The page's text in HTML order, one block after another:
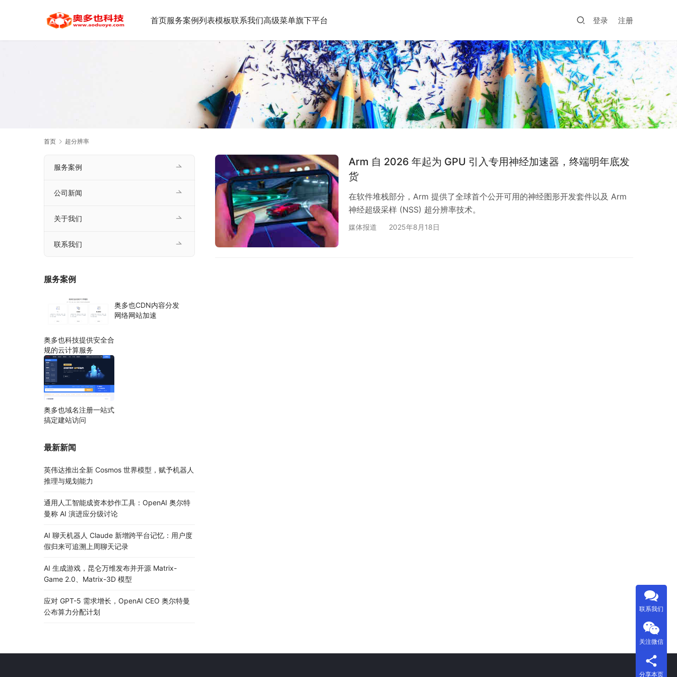
首页服务案例列表模板联系我们高级菜单旗下平台 登录 注册
首页 超分辨率
Arm 自 2026 年起为 GPU 引入专用神经加速器，终端明年底发
货
在软件堆栈部分，Arm 提供了全球首个公开可用的神经图形开发套件以及 Arm
神经超级采样 (NSS) 超分辨率技术。
媒体报道 2025年8月18日
服务案例
公司新闻
关于我们
联系我们
服务案例
奥多也科技提供安全合
规的云计算服务
奥多也CDN内容分发
网络网站加速
奥多也域名注册一站式
搞定建站访问
最新新闻
英伟达推出全新 Cosmos 世界模型，赋予机器人
推理与规划能力
通用人工智能成资本炒作工具：OpenAI 奥尔特
曼称 AI 演进应分级讨论
AI 聊天机器人 Claude 新增跨平台记忆：用户度
假归来可追溯上周聊天记录
AI 生成游戏，昆仑万维发布并开源 Matrix-
Game 2.0、Matrix-3D 模型
应对 GPT-5 需求增长，OpenAI CEO 奥尔特曼
公布算力分配计划
联系我们
关注微信
分享本页